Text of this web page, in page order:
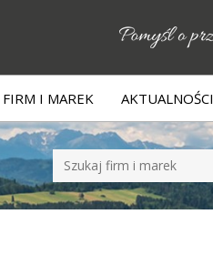
I MAREK AKTUALNOŚCI